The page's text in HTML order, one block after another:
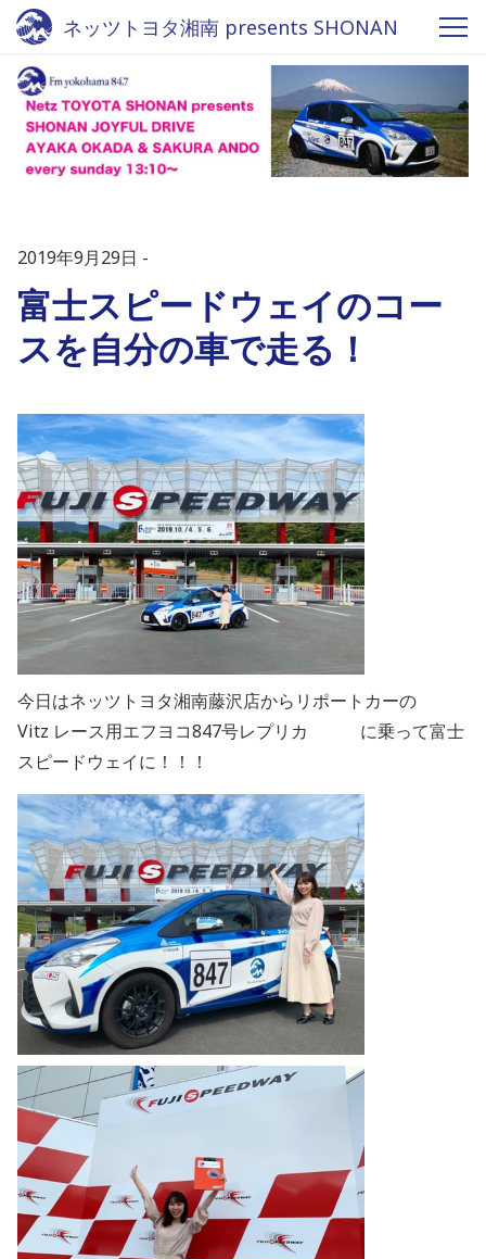
ネッツトヨタ湘南 presents SHONAN
JOYFUL DRIVE - Fm yokohama 84.7
2019年9月29日
富士スピードウェイのコー
スを自分の車で走る！
今日はネッツトヨタ湘南藤沢店からリポートカーの
Vitz レース用エフヨコ847号レプリカ に乗って富士
スピードウェイに！！！